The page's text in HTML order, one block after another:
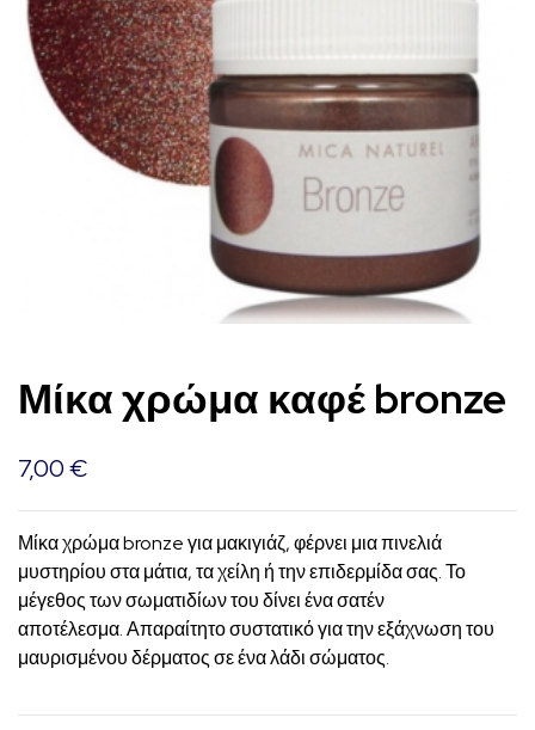
Μίκα χρώμα καφέ bronze
7,00€
Μίκα χρώμα bronze για μακιγιάζ, φέρνει μια πινελιά
μυστηρίου στα μάτια, τα χείλη ή την επιδερμίδα σας. Το
μέγεθος των σωματιδίων του δίνει ένα σατέν
αποτέλεσμα. Απαραίτητο συστατικό για την εξάχνωση του
μαυρισμένου δέρματος σε ένα λάδι σώματος.